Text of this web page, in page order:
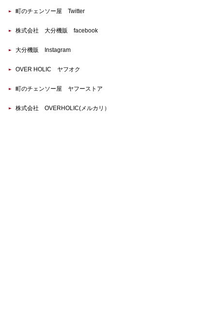
町のチェンソー屋 Twitter
株式会社 大分機販 facebook
大分機販 Instagram
OVER HOLIC ヤフオク
町のチェンソー屋 ヤフーストア
株式会社 OVERHOLIC(メルカリ）